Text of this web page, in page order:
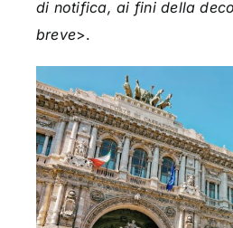
di notifica, ai fini della
breve>.